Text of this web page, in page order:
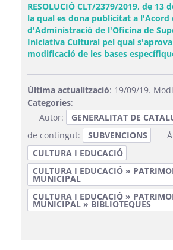
RESOLUCIÓ CLT/2379/2019, de 13
la qual es dona publicitat a l'Acord
d'Administració de l'Oficina de
Iniciativa Cultural pel qual
modificació de les bases
Última actualització: 19/09/19.
Categories:
Autor:
GENERALITAT DE
de contingut:
SUBVENCIONS
CULTURA I EDUCACIÓ
CULTURA I EDUCACIÓ »
MUNICIPAL
CULTURA I EDUCACIÓ »
MUNICIPAL » BIBLIOTEQUES